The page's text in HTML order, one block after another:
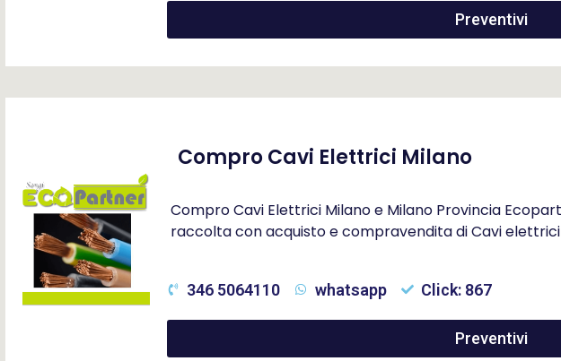
Preventivi
Compro Cavi Elettrici Milano
Compro Cavi Elettrici Milano e Milano Provincia
raccolta con acquisto e compravendita di Cavi elettrici
346 5064110 whatsapp Click: 867
Preventivi